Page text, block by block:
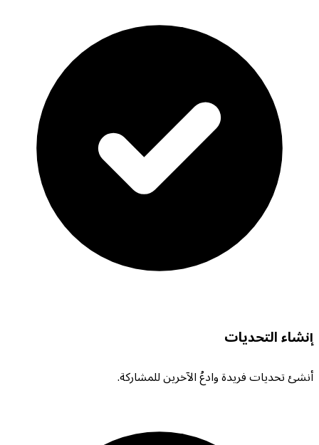
إنشاء التحديات
أنشئ تحديات فريدة وادعُ الآخرين للمشاركة.